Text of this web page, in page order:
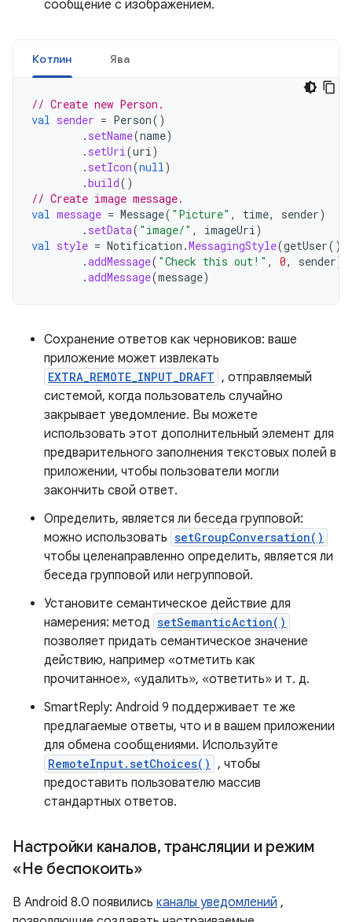
сообщение с изображением.
Котлин Ява
// Create new Person.
val sender = Person()
. setName(name)
. setUri(uri)
. setIcon(null)
.build()
// Create image message.
val message = Message( "Picture" , time, sender)
. setData( "image/" , imageUri)
val style = Notification .MessagingStyle(getUser())
.addMessage( "Check this out!" , 0, sender)
.addMessage(message)
Сохранение ответов как черновиков: ваше
приложение может извлекать
EXTRA_REMOTE_INPUT_DRAFT , отправляемый
системой, когда пользователь случайно
закрывает уведомление. Вы можете
использовать этот дополнительный элемент для
предварительного заполнения текстовых полей в
приложении, чтобы пользователи могли
закончить свой ответ.
Определить, является ли беседа групповой:
можно использовать setGroupConversation()
чтобы целенаправленно определить, является ли
беседа групповой или негрупповой.
Установите семантическое действие для
намерения: метод setSemanticAction()
позволяет придать семантическое значение
действию, например «отметить как
прочитанное», «удалить», «ответить» и т. д.
SmartReply: Android 9 поддерживает те же
предлагаемые ответы, что и в вашем приложении
для обмена сообщениями. Используйте
RemoteInput.setChoices() , чтобы
предоставить пользователю массив
стандартных ответов.
Настройки каналов, трансляции и режим
«Не беспокоить»
В Android 8.0 появились каналы уведомлений ,